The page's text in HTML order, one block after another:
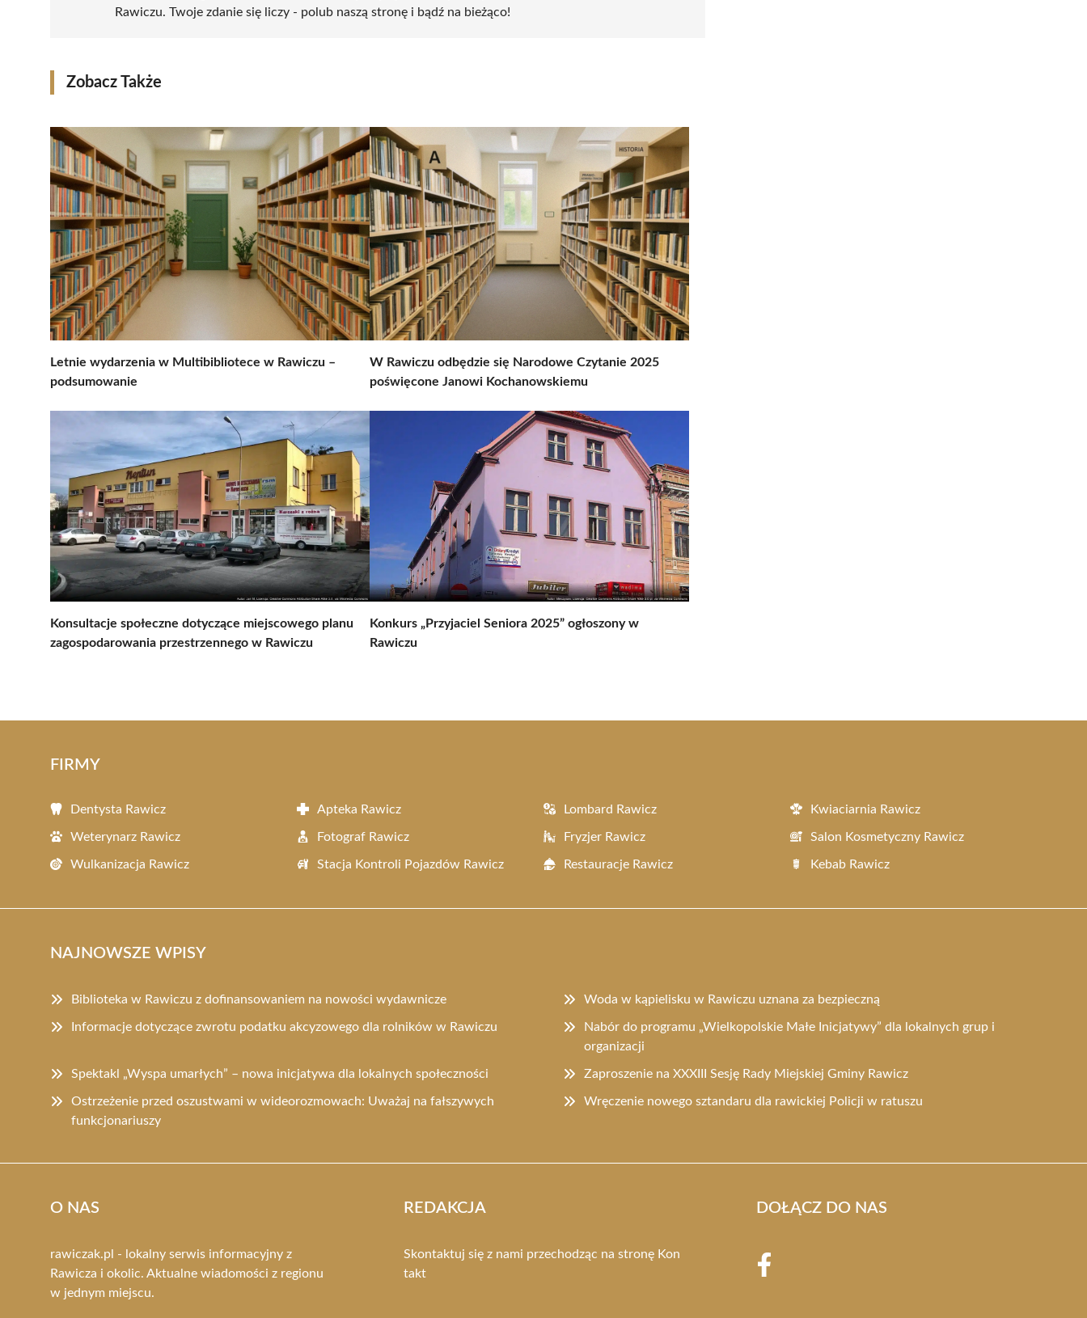
Rawiczu. Twoje zdanie się liczy - polub naszą stronę i bądź na bieżąco!
Zobacz Także
Letnie wydarzenia w Multibibliotece w Rawiczu –
podsumowanie
W Rawiczu odbędzie się Narodowe Czytanie 2025
poświęcone Janowi Kochanowskiemu
Konsultacje społeczne dotyczące miejscowego planu
zagospodarowania przestrzennego w Rawiczu
Konkurs „Przyjaciel Seniora 2025” ogłoszony w
Rawiczu
FIRMY
Dentysta Rawicz Apteka Rawicz Lombard Rawicz Kwiaciarnia Rawicz
Weterynarz Rawicz Fotograf Rawicz Fryzjer Rawicz Salon Kosmetyczny Rawicz
Wulkanizacja Rawicz Stacja Kontroli Pojazdów Rawicz Restauracje Rawicz Kebab Rawicz
NAJNOWSZE WPISY
Biblioteka w Rawiczu z dofinansowaniem na nowości wydawnicze Woda w kąpielisku w Rawiczu uznana za bezpieczną
Informacje dotyczące zwrotu podatku akcyzowego dla rolników w Rawiczu
Nabór do programu „Wielkopolskie Małe Inicjatywy” dla lokalnych grup i
organizacji
Spektakl „Wyspa umarłych” – nowa inicjatywa dla lokalnych społeczności Zaproszenie na XXXIII Sesję Rady Miejskiej Gminy Rawicz
Ostrzeżenie przed oszustwami w wideorozmowach: Uważaj na fałszywych
funkcjonariuszy
Wręczenie nowego sztandaru dla rawickiej Policji w ratuszu
O NAS
rawiczak.pl - lokalny serwis informacyjny z
Rawicza i okolic. Aktualne wiadomości z regionu
w jednym miejscu.
REDAKCJA
Skontaktuj się z nami przechodząc na stronę Kon
takt
DOŁĄCZ DO NAS